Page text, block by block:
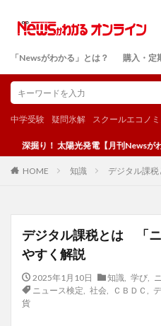
「Newsがわかる」とは？ 購入・定
中学受験 疑問氷解 スクールエコノ
！ 太陽光発電【月刊Newsがわかる９月
HOME 知識 デジタル課
デジタル課税とは 「
やすく解説
2025年1月10日 知識 学び
ニュース検定
社会, ＣＢＤＣ
貨
検